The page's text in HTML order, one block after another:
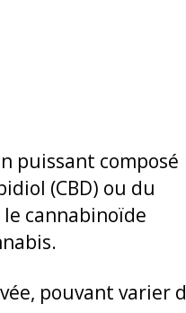
puissant composé
(CBD) ou du
cannabinoïde
pouvant varier